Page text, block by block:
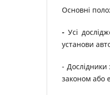
Основні
- Усі
установи
- Дослідники
законом або